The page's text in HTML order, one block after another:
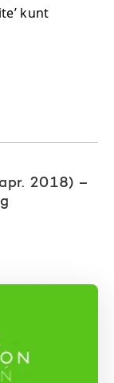
kunt
2018) –